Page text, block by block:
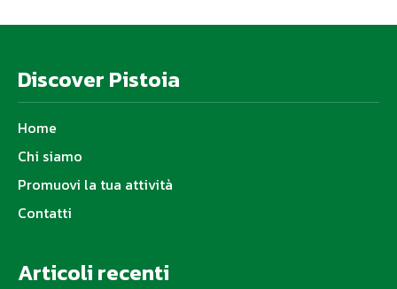
Discover Pistoia
Home
Chi siamo
Promuovi la tua attività
Contatti
Articoli recenti